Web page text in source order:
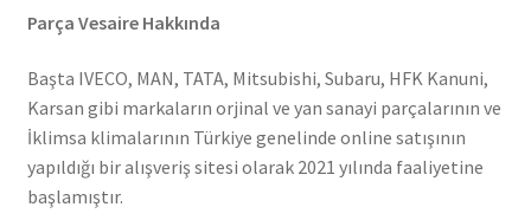
Parça Vesaire Hakkında
Başta IVECO, MAN, TATA, Mitsubishi, Subaru, HFK Kanuni,
Karsan gibi markaların orjinal ve yan sanayi parçalarının ve
İklimsa klimalarının Türkiye genelinde online satışının
yapıldığı bir alışveriş sitesi olarak 2021 yılında faaliyetine
başlamıştır.